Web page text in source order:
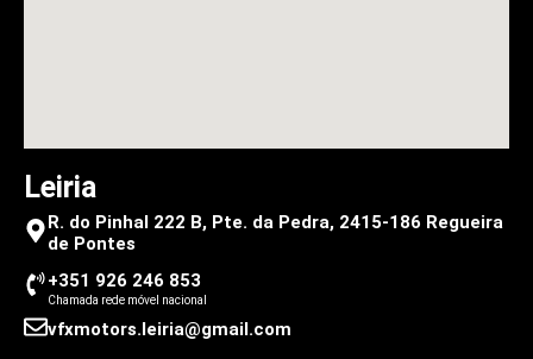
Leiria
R. do Pinhal 222 B, Pte. da Pedra, 2415-186 Regueira
de Pontes
+351 926 246 853
Chamada rede móvel nacional
vfxmotors.leiria@gmail.com